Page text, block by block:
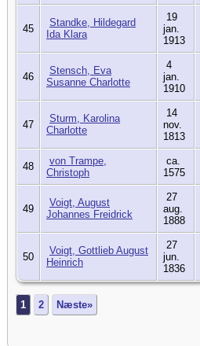
45
Standke, Hildegard
Ida Klara
19
jan.
1913
46
Stensch, Eva
Susanne Charlotte
4
jan.
1910
47
Sturm, Karolina
Charlotte
14
nov.
1813
48
von Trampe,
Christoph
ca.
1575
49
Voigt, August
Johannes Freidrick
27
aug.
1888
50
Voigt, Gottlieb August
Heinrich
27
jun.
1836
1 2 Næste»